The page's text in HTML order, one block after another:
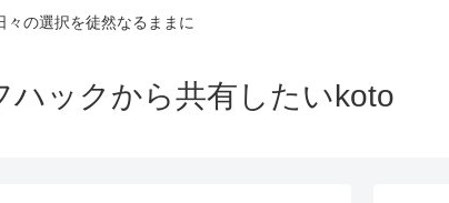
々の選択を徒然なるままに
ハックから共有したいkoto